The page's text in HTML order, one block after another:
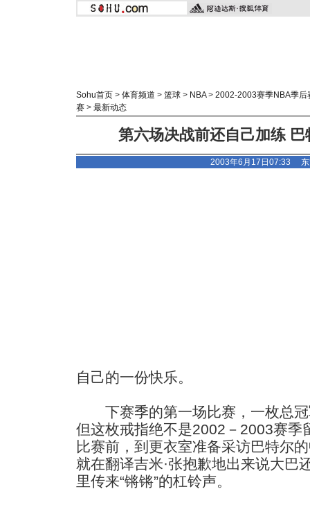
Sohu首页 > 体育频道 > 篮球 > NBA> 2002-2003赛季NBA季后
赛 > 最新动态
第六场决战前还自己加练
2003年6月17日07:33
自己的一份快乐。
下赛季的第一场比赛，一枚总冠
但这枚戒指绝不是2002－2003赛季
比赛前，到更衣室准备采访巴特尔
就在翻译吉米·张抱歉地出来说大巴
里传来“锵锵”的杠铃声。